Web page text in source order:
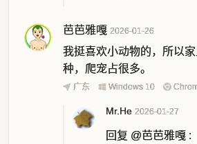
芭芭雅嘎 2026-01-26
我挺喜欢小动物的，所以
种，爬宠占很多。
广东 Windows 10
Mr.He 2026-01-27
回复 @芭芭雅嘎 :